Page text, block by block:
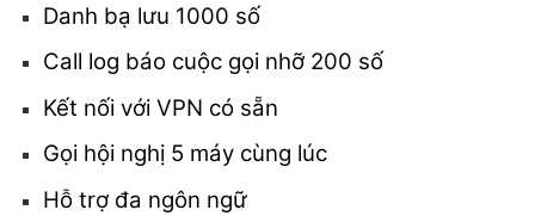
Danh bạ lưu 1000 số
Call log báo cuộc gọi nhỡ 200 số
Kết nối với VPN có sẵn
Gọi hội nghị 5 máy cùng lúc
Hỗ trợ đa ngôn ngữ